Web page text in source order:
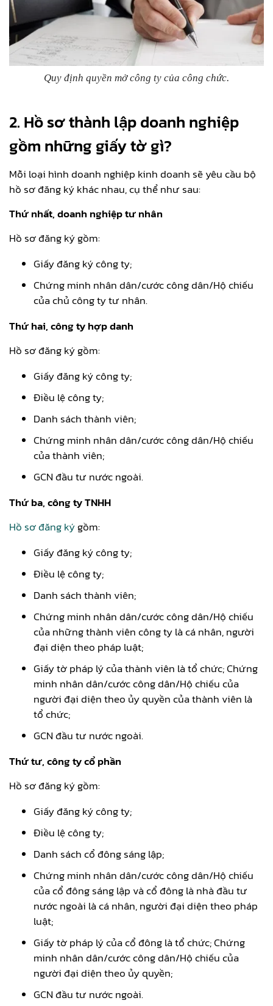
Quy định quyền mở công ty của công chức.
2. Hồ sơ thành lập doanh nghiệp
gồm những giấy tờ gì?
Mỗi loại hình doanh nghiệp kinh doanh sẽ yêu cầu bộ
hồ sơ đăng ký khác nhau, cụ thể như sau:
Thứ nhất, doanh nghiệp tư nhân
Hồ sơ đăng ký gồm:
Giấy đăng ký công ty;
Chứng minh nhân dân/cước công dân/Hộ chiếu
của chủ công ty tư nhân.
Thứ hai, công ty hợp danh
Hồ sơ đăng ký gồm:
Giấy đăng ký công ty;
Điều lệ công ty;
Danh sách thành viên;
Chứng minh nhân dân/cước công dân/Hộ chiếu
của thành viên;
GCN đầu tư nước ngoài.
Thứ ba, công ty TNHH
Hồ sơ đăng kýgồm:
Giấy đăng ký công ty;
Điều lệ công ty;
Danh sách thành viên;
Chứng minh nhân dân/cước công dân/Hộ chiếu
của những thành viên công ty là cá nhân, người
đại diện theo pháp luật;
Giấy tờ pháp lý của thành viên là tổ chức; Chứng
minh nhân dân/cước công dân/Hộ chiếu của
người đại diện theo ủy quyền của thành viên là
tổ chức;
GCN đầu tư nước ngoài.
Thứ tư, công ty cổ phần
Hồ sơ đăng ký gồm:
Giấy đăng ký công ty;
Điều lệ công ty;
Danh sách cổ đông sáng lập;
Chứng minh nhân dân/cước công dân/Hộ chiếu
của cổ đông sáng lập và cổ đông là nhà đầu tư
nước ngoài là cá nhân, người đại diện theo pháp
luật;
Giấy tờ pháp lý của cổ đông là tổ chức; Chứng
minh nhân dân/cước công dân/Hộ chiếu của
người đại diện theo ủy quyền;
GCN đầu tư nước ngoài.